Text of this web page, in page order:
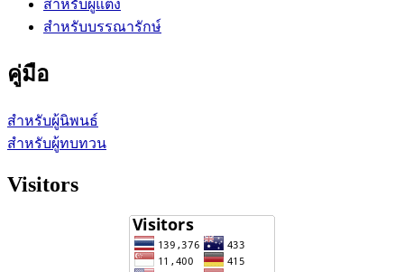
สำหรับผู้แต่ง
สำหรับบรรณารักษ์
คู่มือ
สำหรับผู้นิพนธ์
สำหรับผู้ทบทวน
Visitors